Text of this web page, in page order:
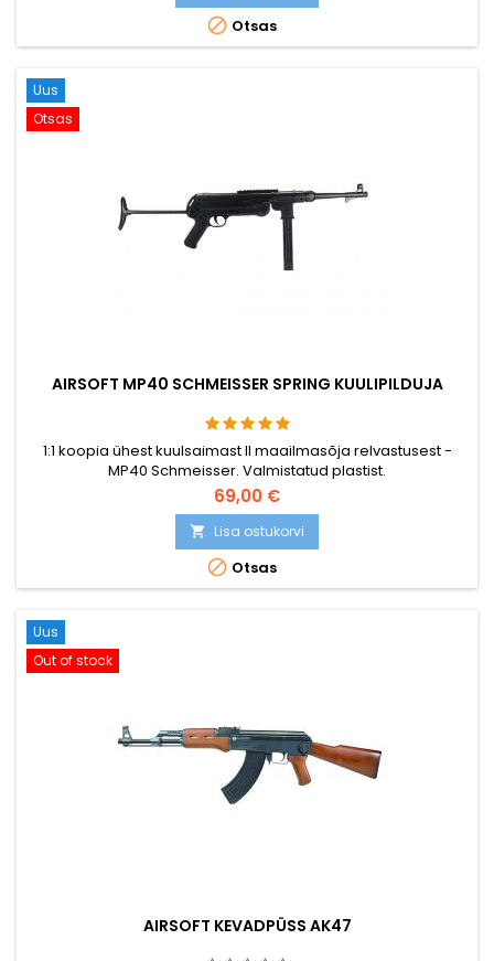
 Otsas
Uus
Otsas
AIRSOFT MP40 SCHMEISSER SPRING KUULIPILDUJA
1:1 koopia ühest kuulsaimast II maailmasõja relvastusest -
MP40 Schmeisser. Valmistatud plastist.
69,00 €
 Lisa ostukorvi
 Otsas
Uus
Out of stock
AIRSOFT KEVADPÜSS AK47